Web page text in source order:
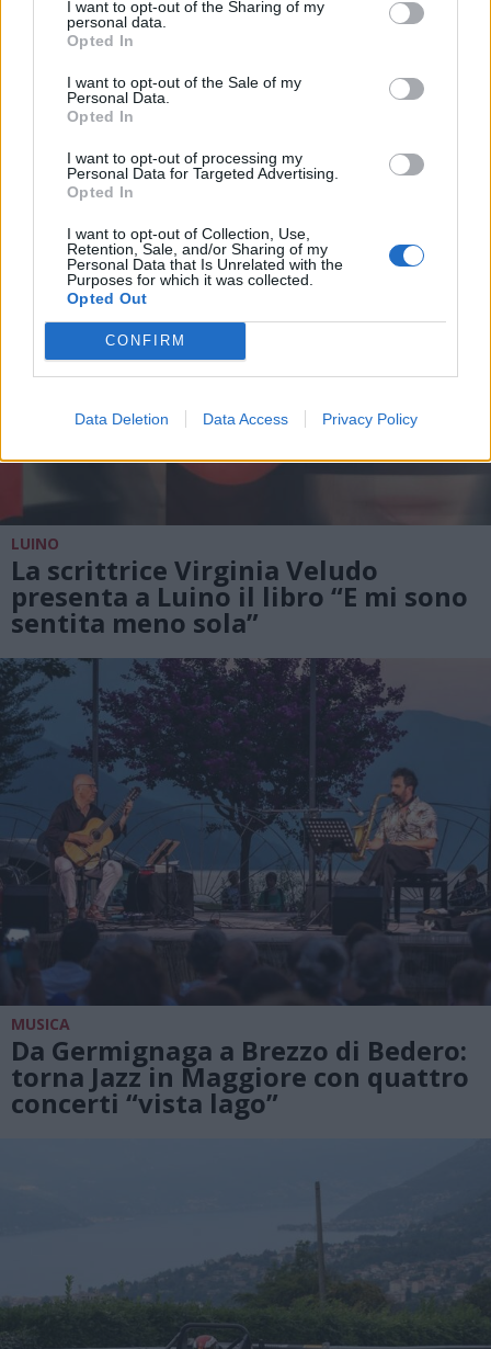
I want to opt-out of the Sharing of my
personal data.
Opted In
I want to opt-out of the Sale of my
Personal Data.
Opted In
I want to opt-out of processing my
Personal Data for Targeted Advertising.
Opted In
I want to opt-out of Collection, Use,
Retention, Sale, and/or Sharing of my
Personal Data that Is Unrelated with the
Purposes for which it was collected.
Opted Out
CONFIRM
Data Deletion Data Access Privacy Policy
Luino festeggia la maestra
Giuseppina Maspero: cento anni tra
LUINO
La scrittrice Virginia Veludo
presenta a Luino il libro “E mi sono
sentita meno sola”
MUSICA
Da Germignaga a Brezzo di Bedero:
torna Jazz in Maggiore con quattro
concerti “vista lago”